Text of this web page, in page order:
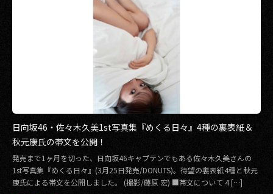
日向坂46・佐々木久美1st写真集『めくる日々』4種の裏表紙＆
秋元康氏の帯文を公開！
発売まで1ヶ月を切った、日向坂46キャプテンでもある佐々木久美さんの
1st写真集『めくる日々』(3月25日発売/DONUTS)。待望の裏表紙4種と秋元
康氏による帯文を公開しました。 (撮影/藤原 宏) ■帯文について 4 […]